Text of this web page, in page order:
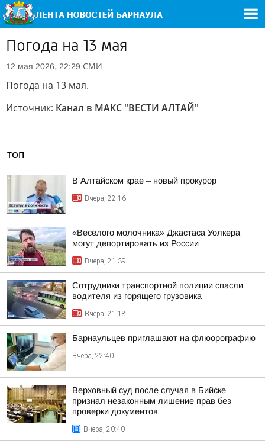
Погода на 13 мая
12 мая 2026, 22:29 СМИ
Погода на 13 мая.
Источник: Канал в МАКС "ВЕСТИ АЛТАЙ"
ТОП
В Алтайском крае – новый прокурор
Вчера, 22:16
«Весёлого молочника» Джастаса Уолкера
могут депортировать из России
Вчера, 21:39
Сотрудники транспортной полиции спасли
водителя из горящего грузовика
Вчера, 21:18
Барнаульцев приглашают на флюорографию
Вчера, 22:40
Верховный суд после случая в Бийске
признал незаконным лишение прав без
проверки документов
Вчера, 20:40